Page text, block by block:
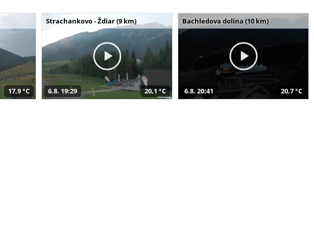
17,9 °C
Strachankovo - Ždiar (9 km)
6.8. 19:29 20,1 °C
Bachledova dolina (10 km)
6.8. 20:41 20,7 °C